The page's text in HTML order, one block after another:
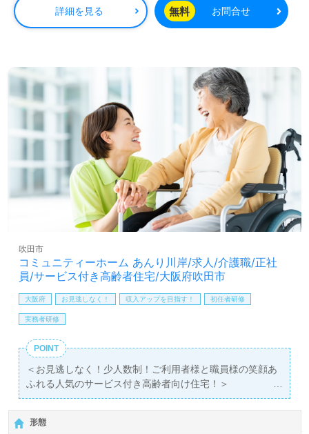
業所様！◎
看護助手や介護職経験のある方をお迎えします。多職種、
せる給与制度/人事考課も働くあなたのモチベーションに！
『ご利用者様のお役に立ちたい、資格/経験を活かしたい』
『介護度低めの介護支援に携わりたい、会話やコミュニケ
ーションで笑顔を増やしたい』『働きがいを感じながら仕
事をしたい』『転職で施設形態や環境を変えて働きたい』
等の方も大歓迎です。募集詳細等、担当コンサルタントよ
りご案内します。お問い合わせも遠慮なくお願いします。
医療/福祉業界の正社員/パート求人探しは【ウィルオブ介
護】＊求人情報収集、将来的に検討の方も遠慮なく＊
LINE、メール、お電話などご希望に応じてお問い合わせ/ご
相談可能です。転職相談、求人紹介、年収交渉など完全無
あり！＞"転職支援"のプロと一緒に転職活動！お問い合わ
せお待ちしております。
詳細を見る 無料 お問合せ
コミュニティーホーム あんり川岸/求人/介護職/正社
員/サービス付き高齢者住宅/大阪府吹田市
吹田市
大阪府 お見逃しなく！ 収入アップを目指す！ 初任者研修
実務者研修
POINT
＜お見逃しなく！少人数制！ご利用者様と職員様の笑顔あ
ふれる人気のサービス付き高齢者向け住宅！＞
◎介護職/正社員募集◎【月給241,130円～256,130円/賞与
2回】＊初任者研修以上有資格者向け求人＊『吹田駅』徒
歩10分。
形態